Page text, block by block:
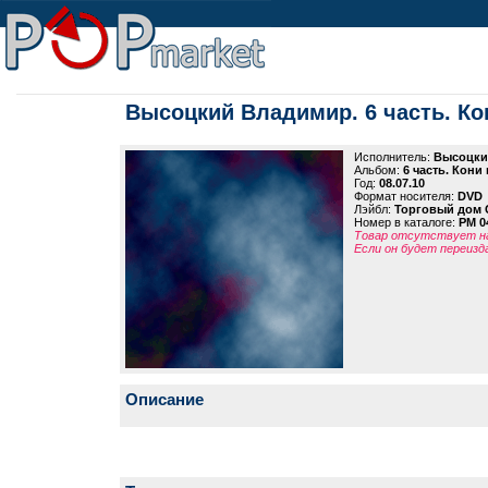
Высоцкий Владимир. 6 часть.
Исполнитель:
Альбом: 6 часть.
Год: 08.07.10
Формат носителя: DVD
Лэйбл: Торговый дом
Номер в каталоге: PM
Товар отсутствует
Если он будет
Описание